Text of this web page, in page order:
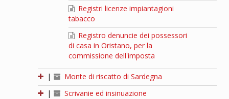
Registri licenze impiantagioni
tabacco
Registro denuncie dei possessori
di casa in Oristano, per la
commissione dell'imposta
|
Monte di riscatto di Sardegna
|
Scrivanie ed insinuazione